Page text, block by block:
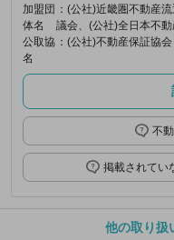
加盟団
体名
：(公社)近畿圏不動産
議会、(公社)全日本不
公取協
名
：(公社)不動産保証協会
不
掲載されてい
他の取り扱